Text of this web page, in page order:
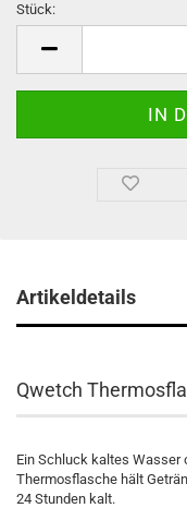
Stück:
Artikeldetails
Qwetch
Ein Schluck kaltes Wasser
Thermosflasche hält
24 Stunden kalt.